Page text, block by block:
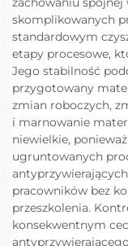
skomplikowanych
standardowym
etapy procesowe,
Jego stabilność
przygotowany
zmian roboczych,
i marnowanie
niewielkie,
ugruntowanych
pracowników bez
przeszkolenia.
konsekwentnym